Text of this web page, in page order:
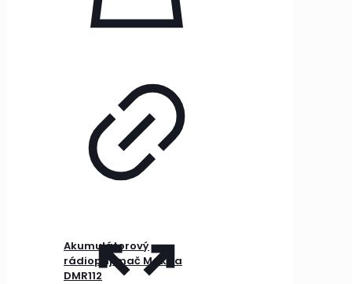
Akumulátorový
rádioprijímač Makita
DMR112